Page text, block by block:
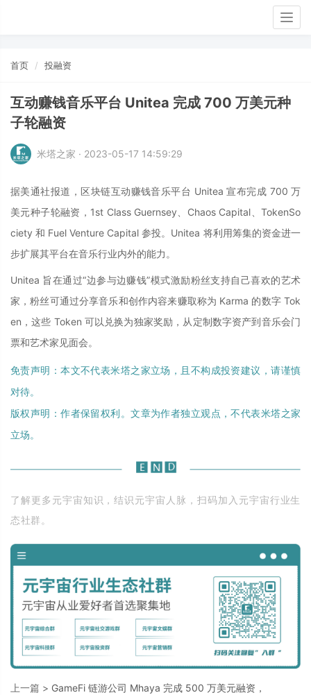
首页 投融资
互动赚钱音乐平台 Unitea 完成 700 万美元种
子轮融资
米塔之家 · 2023-05-17 14:59:29
据美通社报道，区块链互动赚钱音乐平台 Unitea 宣布完成 700 万
美元种子轮融资，1st Class Guernsey、Chaos Capital、TokenSo
ciety 和 Fuel Venture Capital 参投。Unitea 将利用筹集的资金进一
步扩展其平台在音乐行业内外的能力。
Unitea 旨在通过“边参与边赚钱”模式激励粉丝支持自己喜欢的艺术
家，粉丝可通过分享音乐和创作内容来赚取称为 Karma 的数字 Tok
en，这些 Token 可以兑换为独家奖励，从定制数字资产到音乐会门
票和艺术家见面会。
免责声明：本文不代表米塔之家立场，且不构成投资建议，请谨慎
对待。
版权声明：作者保留权利。文章为作者独立观点，不代表米塔之家
立场。
了解更多元宇宙知识，结识元宇宙人脉，扫码加入元宇宙行业生
态社群。
上一篇 > GameFi 链游公司 Mhaya 完成 500 万美元融资，